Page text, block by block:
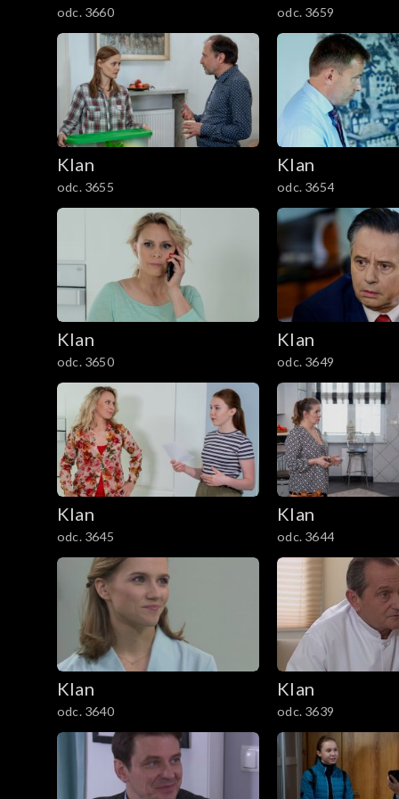
1101–1200
1001–1100
901–1000
801–900
701–800
601–700
501–600
401–500
301–400
201–300
101–200
1–100
odc. 3660 odc. 3659
Klan
odc. 3655
Klan
odc. 3654
Klan
odc. 3650
Klan
odc. 3649
Klan
odc. 3645
Klan
odc. 3644
Klan
odc. 3640
Klan
odc. 3639